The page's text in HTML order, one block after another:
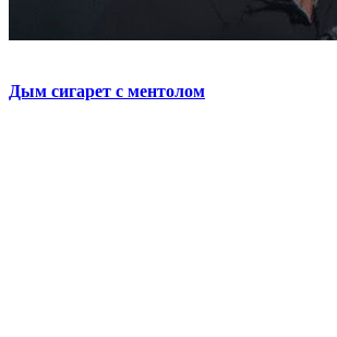
Дым сигарет с ментолом